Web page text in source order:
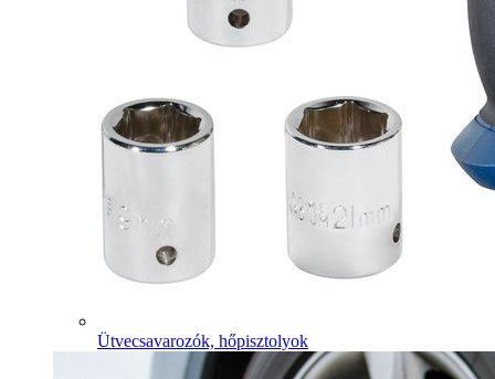
Ütvecsavarozók, hőpisztolyok